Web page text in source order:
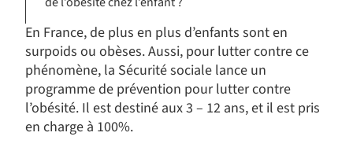
En France, de plus en plus d’enfants sont en
surpoids ou obèses. Aussi, pour lutter contre ce
phénomène, la Sécurité sociale lance un
programme de prévention pour lutter contre
l’obésité. Il est destiné aux 3 – 12 ans, et il est pris
en charge à 100%.